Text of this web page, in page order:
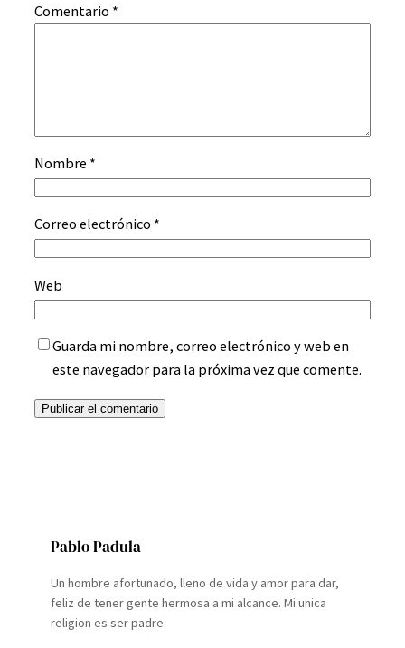
Comentario *
Nombre *
Correo electrónico *
Web
Guarda mi nombre, correo electrónico y web en
este navegador para la próxima vez que comente.
Pablo Padula
Un hombre afortunado, lleno de vida y amor para dar,
feliz de tener gente hermosa a mi alcance. Mi unica
religion es ser padre.